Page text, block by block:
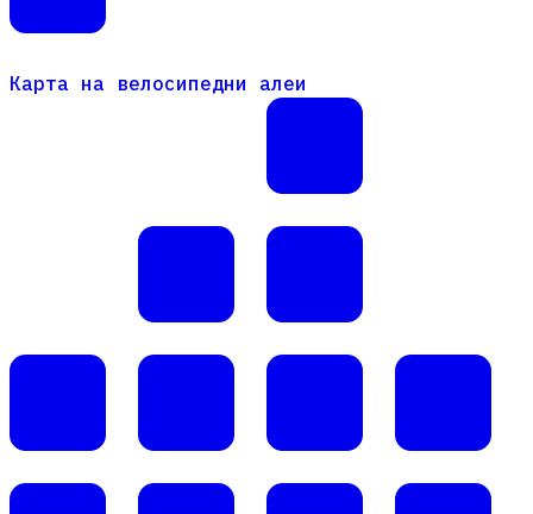
Карта на велосипедни алеи
Карта на велосипедни алеи